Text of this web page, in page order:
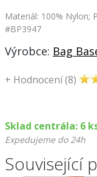
Sklad centrála: 6
Expedujeme do 24h
Materiál: 100% Nylon;
#BP3947
Výrobce: Bag
+ Hodnocení (8)
Související